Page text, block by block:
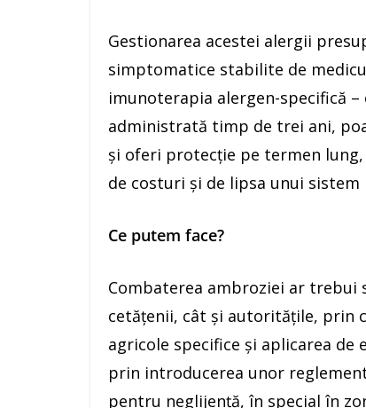
Gestionarea acestei alergii
simptomatice stabilite de
imunoterapia alergen-specifică
administrată timp de trei ani,
și oferi protecție pe termen
de costuri și de lipsa unui
Ce putem face?
Combaterea ambroziei ar
cetățenii, cât și autoritățile, prin
agricole specifice și aplicarea
prin introducerea unor
pentru neglijență, în special în